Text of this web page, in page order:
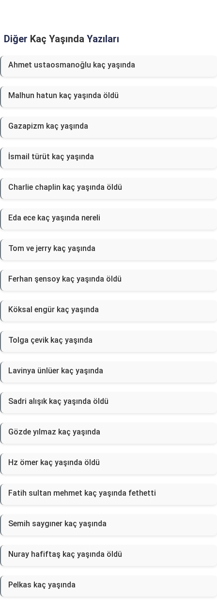
Diğer Kaç Yaşında Yazıları
Ahmet ustaosmanoğlu kaç yaşında
Malhun hatun kaç yaşında öldü
Gazapizm kaç yaşında
İsmail türüt kaç yaşında
Charlie chaplin kaç yaşında öldü
Eda ece kaç yaşında nereli
Tom ve jerry kaç yaşında
Ferhan şensoy kaç yaşında öldü
Köksal engür kaç yaşında
Tolga çevik kaç yaşında
Lavinya ünlüer kaç yaşında
Sadri alışık kaç yaşında öldü
Gözde yılmaz kaç yaşında
Hz ömer kaç yaşında öldü
Fatih sultan mehmet kaç yaşında fethetti
Semih saygıner kaç yaşında
Nuray hafiftaş kaç yaşında öldü
Pelkas kaç yaşında